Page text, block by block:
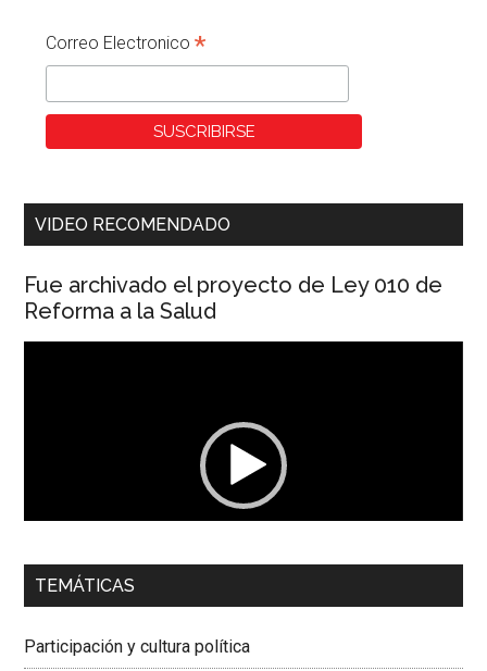
Correo Electronico*
VIDEO RECOMENDADO
Fue archivado el proyecto de Ley 010 de
Reforma a la Salud
00:00 01:04
Dra. Carolina Corcho Mejía,Presidenta Corporación
Colombiana
TEMÁTICAS
Participación y cultura política